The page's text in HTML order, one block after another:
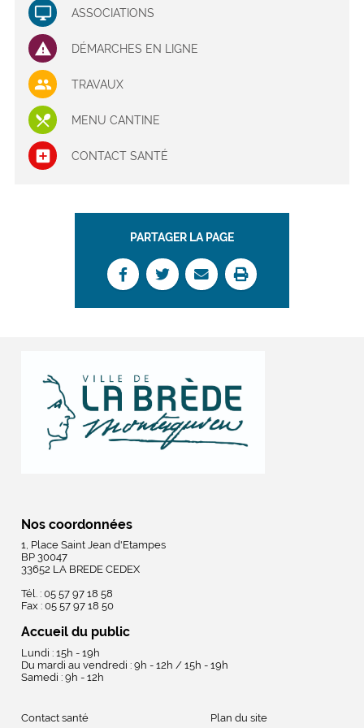
ASSOCIATIONS
DÉMARCHES EN LIGNE
TRAVAUX
MENU CANTINE
CONTACT SANTÉ
PARTAGER LA PAGE
Nos coordonnées
1, Place Saint Jean d'Etampes
BP 30047
33652 LA BREDE CEDEX
Tél. : 05 57 97 18 58
Fax : 05 57 97 18 50
Accueil du public
Lundi : 15h - 19h
Du mardi au vendredi : 9h - 12h / 15h - 19h
Samedi : 9h - 12h
Contact santé Plan du site